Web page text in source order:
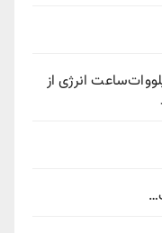
میلیون و ۵۰۹ هزار و ۵۵۰ کیلووات‌ساعت انرژی از